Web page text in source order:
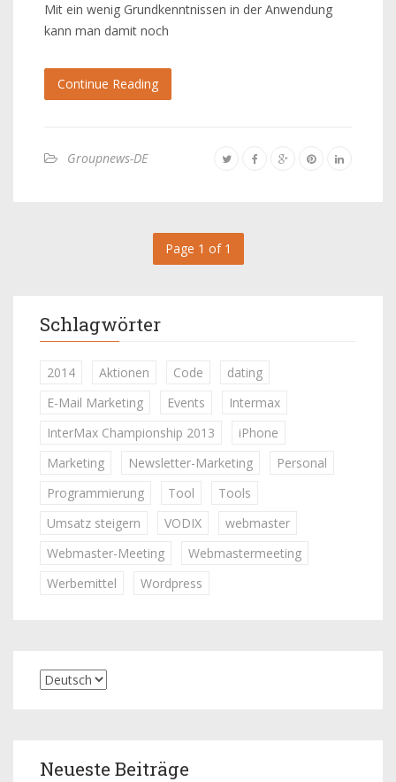
Mit ein wenig Grundkenntnissen in der Anwendung
kann man damit noch
Continue Reading
Groupnews-DE
Page 1 of 1
Schlagwörter
2014 Aktionen Code
dating
E-Mail Marketing
Events
Intermax
InterMax Championship 2013
iPhone
Marketing
Newsletter-Marketing
Personal
Programmierung
Tool
Tools
Umsatz steigern
VODIX
webmaster
Webmaster-Meeting
Webmastermeeting
Werbemittel
Wordpress
Neueste Beiträge